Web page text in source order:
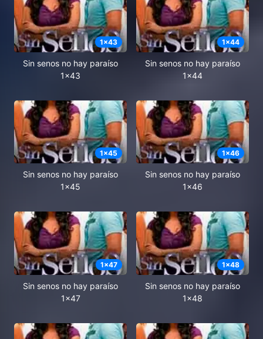
1x43
Sin senos no hay paraíso
1x43
1x44
Sin senos no hay paraíso
1x44
1x45
Sin senos no hay paraíso
1x45
1x46
Sin senos no hay paraíso
1x46
1x47
Sin senos no hay paraíso
1x47
1x48
Sin senos no hay paraíso
1x48